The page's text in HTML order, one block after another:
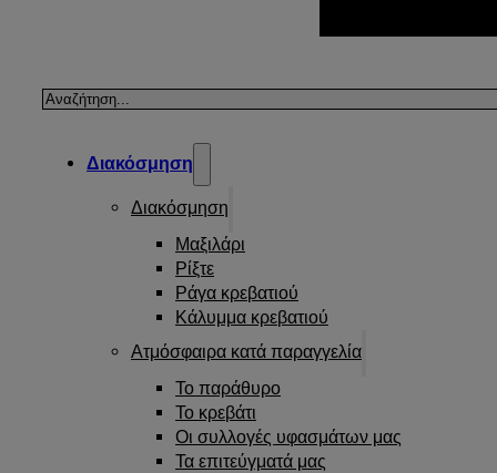
Αναζήτηση
Διακόσμηση
Διακόσμηση
Μαξιλάρι
Ρίξτε
Ράγα κρεβατιού
Κάλυμμα κρεβατιού
Ατμόσφαιρα κατά παραγγελία
Το παράθυρο
Το κρεβάτι
Οι συλλογές υφασμάτων μας
Τα επιτεύγματά μας